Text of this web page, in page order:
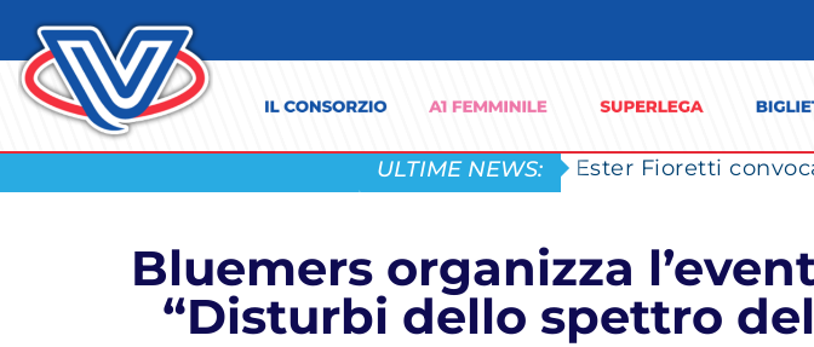
ULTIME NEWS: Ester Fioretti
Bluemers organizza
“Disturbi dello spettro